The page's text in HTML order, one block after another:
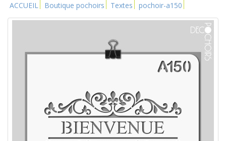
ACCUEIL Boutique pochoirs Textes pochoir-a150